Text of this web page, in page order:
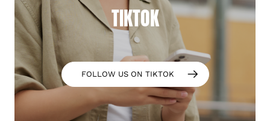
TIKTOK
FOLLOW US ON TIKTOK